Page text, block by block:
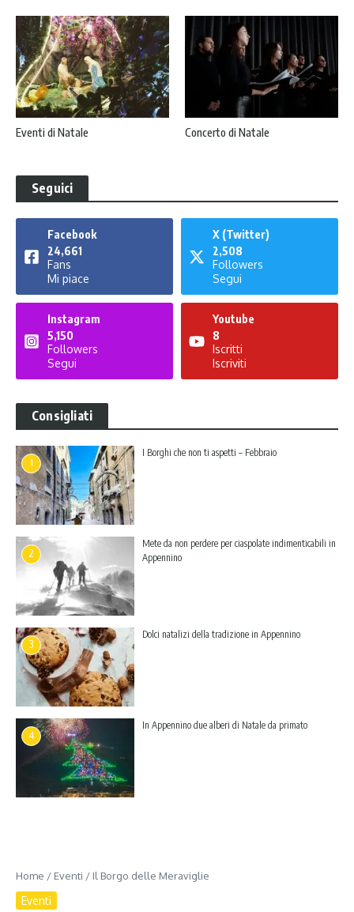
Eventi di Natale Concerto di Natale
Seguici
Facebook
24,661
Fans
Mi piace
X (Twitter)
2,508
Followers
Segui
Instagram
5,150
Followers
Segui
Youtube
8
Iscritti
Iscriviti
Consigliati
1
I Borghi che non ti aspetti – Febbraio
2
Mete da non perdere per ciaspolate indimenticabili in
Appennino
3
Dolci natalizi della tradizione in Appennino
4
In Appennino due alberi di Natale da primato
Home / Eventi / Il Borgo delle Meraviglie
Eventi